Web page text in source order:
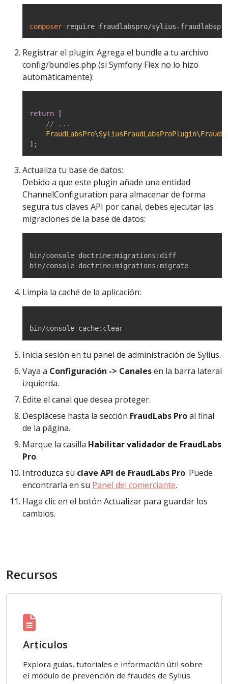
composer require fraudlabspro/sylius-
Registrar el plugin: Agrega el bundle a tu archivo
config/bundles.php (si Symfony Flex no lo hizo
automáticamente):
return
[
// ...
FraudLabsPro\SyliusFraudLabsProPlugin\
] ;
Actualiza tu base de datos:
Debido a que este plugin añade una entidad
ChannelConfiguration para almacenar de forma
segura tus claves API por canal, debes ejecutar las
migraciones de la base de datos:
bin/console doctrine:migrations:diff
bin/console doctrine:migrations:migrate
Limpia la caché de la aplicación:
bin/console cache:clear
Inicia sesión en tu panel de administración de Sylius.
Vaya a Configuración -> Canalesen la barra lateral
izquierda.
Edite el canal que desea proteger.
Desplácese hasta la sección FraudLabs Proal final
de la página.
Marque la casilla Habilitar validador de FraudLabs
Pro.
Introduzca su clave API de FraudLabs Pro. Puede
encontrarla en su Panel del comerciante.
Haga clic en el botón Actualizar para guardar los
cambios.
Recursos
Artículos
Explora guías, tutoriales e información útil sobre
el módulo de prevención de fraudes de Sylius.